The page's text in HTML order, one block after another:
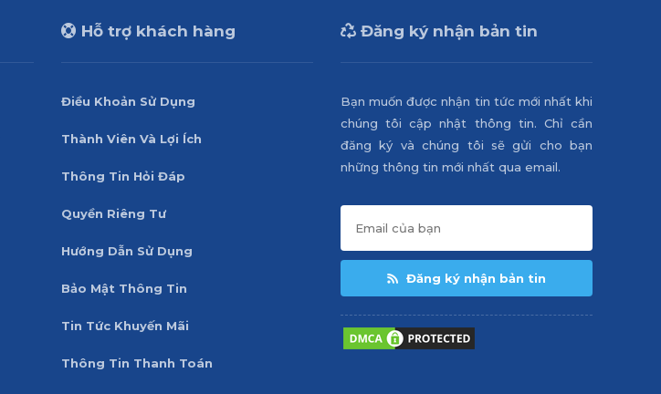
Hỗ trợ khách hàng
Điều Khoản Sử Dụng
Thành Viên Và Lợi Ích
Thông Tin Hỏi Đáp
Quyền Riêng Tư
Hướng Dẫn Sử Dụng
Bảo Mật Thông Tin
Tin Tức Khuyến Mãi
Thông Tin Thanh Toán
Đăng ký nhận bản tin
Bạn muốn được nhận tin tức mới nhất khi
chúng tôi cập nhật thông tin. Chỉ cần
đăng ký và chúng tôi sẽ gửi cho bạn
những thông tin mới nhất qua email.
Đăng ký nhận bản tin